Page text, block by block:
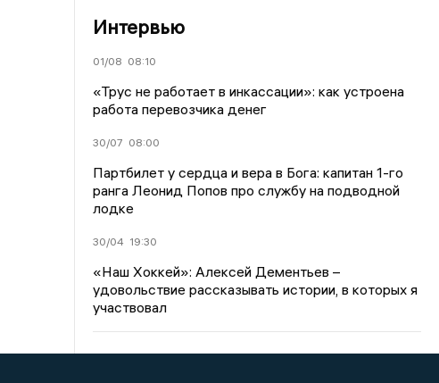
Интервью
01/08 08:10
«Трус не работает в инкассации»: как устроена
работа перевозчика денег
30/07 08:00
Партбилет у сердца и вера в Бога: капитан 1-го
ранга Леонид Попов про службу на подводной
лодке
30/04 19:30
«Наш Хоккей»: Алексей Дементьев –
удовольствие рассказывать истории, в которых я
участвовал